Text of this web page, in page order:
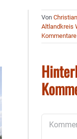
Von
Altlandkreis
Kommentare